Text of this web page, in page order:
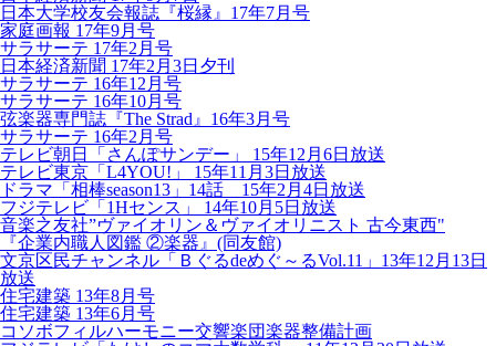
日本大学校友会報誌『桜縁』17年7月号
家庭画報 17年9月号
サラサーテ 17年2月号
日本経済新聞 17年2月3日夕刊
サラサーテ 16年12月号
サラサーテ 16年10月号
弦楽器専門誌『The Strad』16年3月号
サラサーテ 16年2月号
テレビ朝日「さんぽサンデー」 15年12月6日放送
テレビ東京「L4YOU!」 15年11月3日放送
ドラマ「相棒season13」14話 15年2月4日放送
フジテレビ「1Hセンス」 14年10月5日放送
音楽之友社”ヴァイオリン＆ヴァイオリニスト 古今東西"
『企業内職人図鑑 ②楽器』(同友館)
文京区民チャンネル「Ｂぐるdeめぐ～るVol.11」13年12月13日
放送
住宅建築 13年8月号
住宅建築 13年6月号
コソボフィルハーモニー交響楽団楽器整備計画